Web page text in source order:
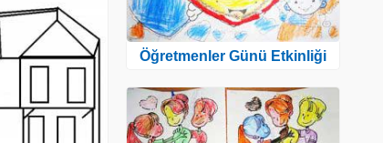
Öğretmenler Günü Etkinliği